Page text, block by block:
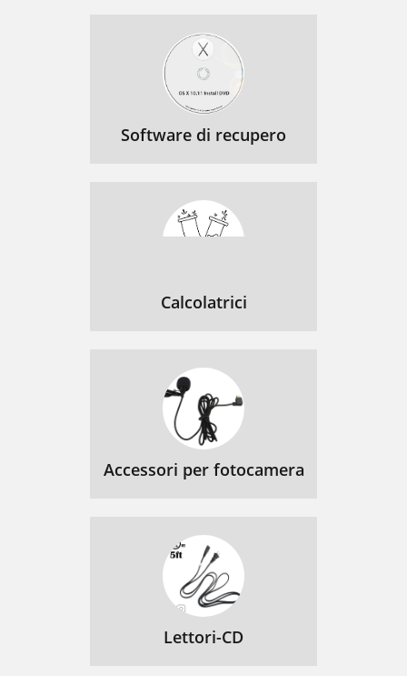
Software di recupero
Calcolatrici
Accessori per fotocamera
Lettori-CD